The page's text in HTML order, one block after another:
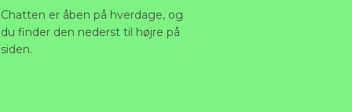
Chatten er åben på hverdage, og
du finder den nederst til højre på
siden.